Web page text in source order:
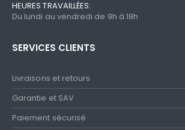
HEURES TRAVAILLÉES:
Du lundi au vendredi de 9h à 18h
SERVICES CLIENTS
Livraisons et retours
Garantie et SAV
Paiement sécurisé